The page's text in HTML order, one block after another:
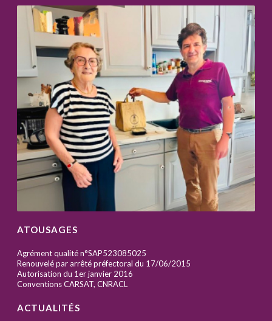
ATOUSAGES
Agrément qualité n°SAP523085025
Renouvelé par arrêté préfectoral du 17/06/2015
Autorisation du 1er janvier 2016
Conventions CARSAT, CNRACL
ACTUALITÉS